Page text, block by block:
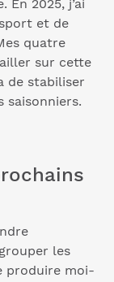
En 2025, j’ai
et de
quatre
sur cette
de stabiliser
saisonniers.
les
produire moi-